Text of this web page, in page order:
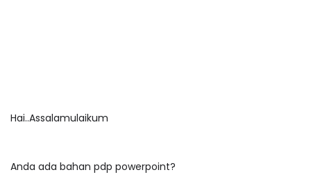
Hai..Assalamulaikum
Anda ada bahan pdp powerpoint?